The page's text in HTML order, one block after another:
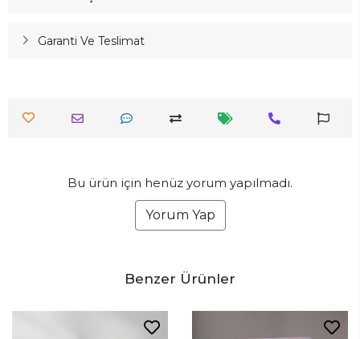
Garanti Ve Teslimat
Bu ürün için henüz yorum yapılmadı.
Yorum Yap
Benzer Ürünler